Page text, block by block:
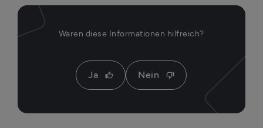
Waren diese Informationen hilfreich?
Ja thumb_up Nein thumb_down